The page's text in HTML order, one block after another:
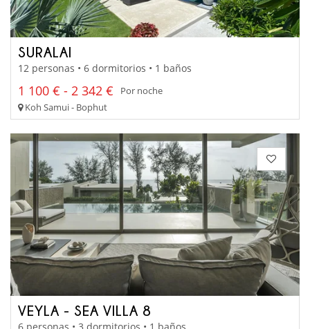
SURALAI
12 personas • 6 dormitorios • 1 baños
1 100 € - 2 342 €
Por noche
Koh Samui - Bophut
VEYLA - SEA VILLA 8